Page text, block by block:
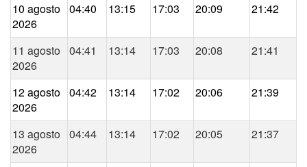
10 agosto
2026
04:40 13:15 17:03 20:09 21:42
11 agosto
2026
04:41 13:14 17:03 20:08 21:41
12 agosto
2026
04:42 13:14 17:02 20:06 21:39
13 agosto
2026
04:44 13:14 17:02 20:05 21:37